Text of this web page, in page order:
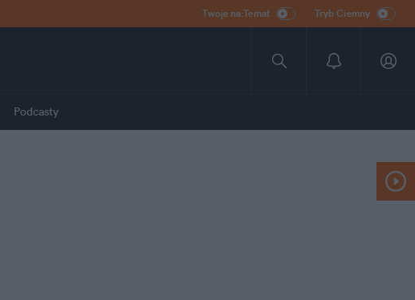
Twoje na:Temat Tryb Ciemny
Podcasty